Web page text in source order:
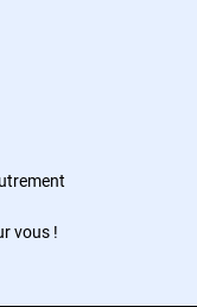
vous !